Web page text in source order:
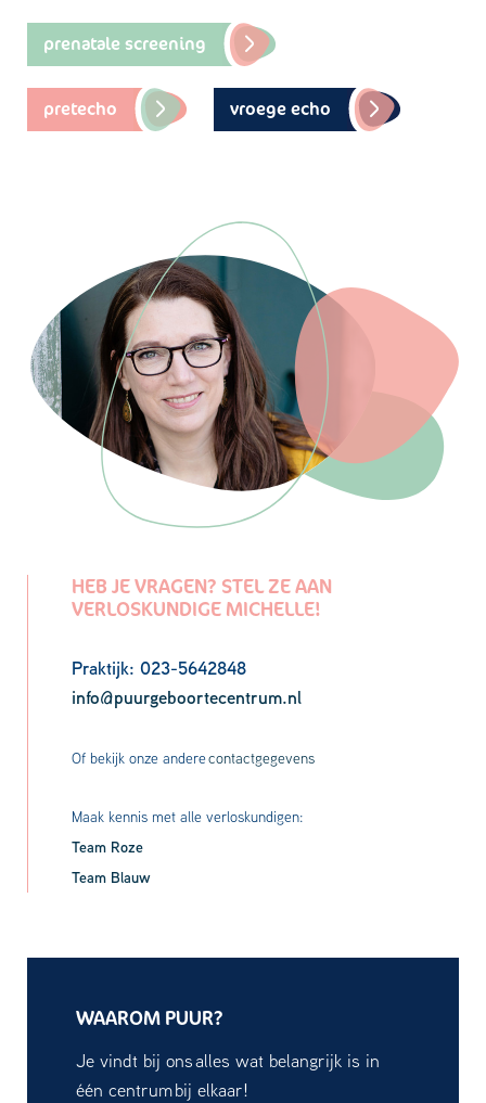
prenatale screening
pretecho vroege echo
HEB JE VRAGEN? STEL ZE AAN
VERLOSKUNDIGE MICHELLE!
Praktijk: 023-5642848
info@puurgeboortecentrum.nl
Of bekijk onze anderecontactgegevens
Maak kennis met alle verloskundigen:
Team Roze
Team Blauw
WAAROM PUUR?
Je vindt bij ons alles wat belangrijk is in
één centrum bij elkaar!